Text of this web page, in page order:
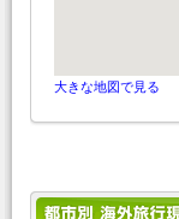
大きな地図で見る